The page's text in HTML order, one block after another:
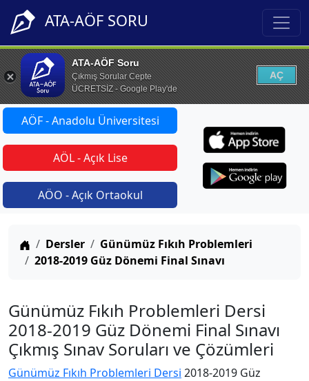
ATA-AÖF SORU
ATA-AÖF Soru
Çıkmış Sorular Cepte
ÜCRETSİZ - Google Play'de
AÇ
AÖF - Anadolu Üniversitesi
AÖL - Açık Lise
AÖO - Açık Ortaokul
Anasayfa
Dersler
Günümüz Fıkıh Problemleri
2018-2019 Güz Dönemi Final Sınavı
Günümüz Fıkıh Problemleri Dersi
2018-2019 Güz Dönemi Final Sınavı
Çıkmış Sınav Soruları ve Çözümleri
Günümüz Fıkıh Problemleri Dersi 2018-2019 Güz